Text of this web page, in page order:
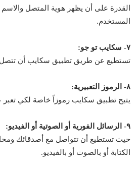
القدرة على أن يظهر هوية المتصل
المستخدم.
٧- سكايب تو جو:
تستطيع عن طريق تطبيق سكايب أن
٨- الرموز التعبيرية:
يتيح تطبيق سكايب رموزاً خاصة لكي تعبر
٩- الرسائل الفورية أو الصوتية أو الفيديو:
حيث تستطيع أن تتواصل مع أصدقائك
الكتابة أو بالصوت أو بالفيديو.